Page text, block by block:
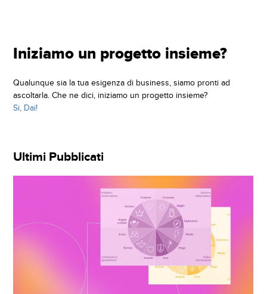
Iniziamo un progetto insieme?
Qualunque sia la tua esigenza di business, siamo pronti ad
ascoltarla. Che ne dici, iniziamo un progetto insieme?
Si, Dai!
Ultimi Pubblicati